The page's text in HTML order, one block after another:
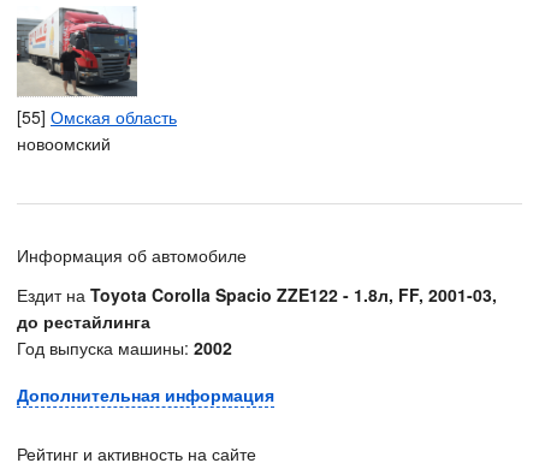
[55] Омская область
новоомский
Информация об автомобиле
Ездит на Toyota Corolla Spacio ZZE122 - 1.8л, FF, 2001-03,
до рестайлинга
Год выпуска машины: 2002
Дополнительная информация
Рейтинг и активность на сайте